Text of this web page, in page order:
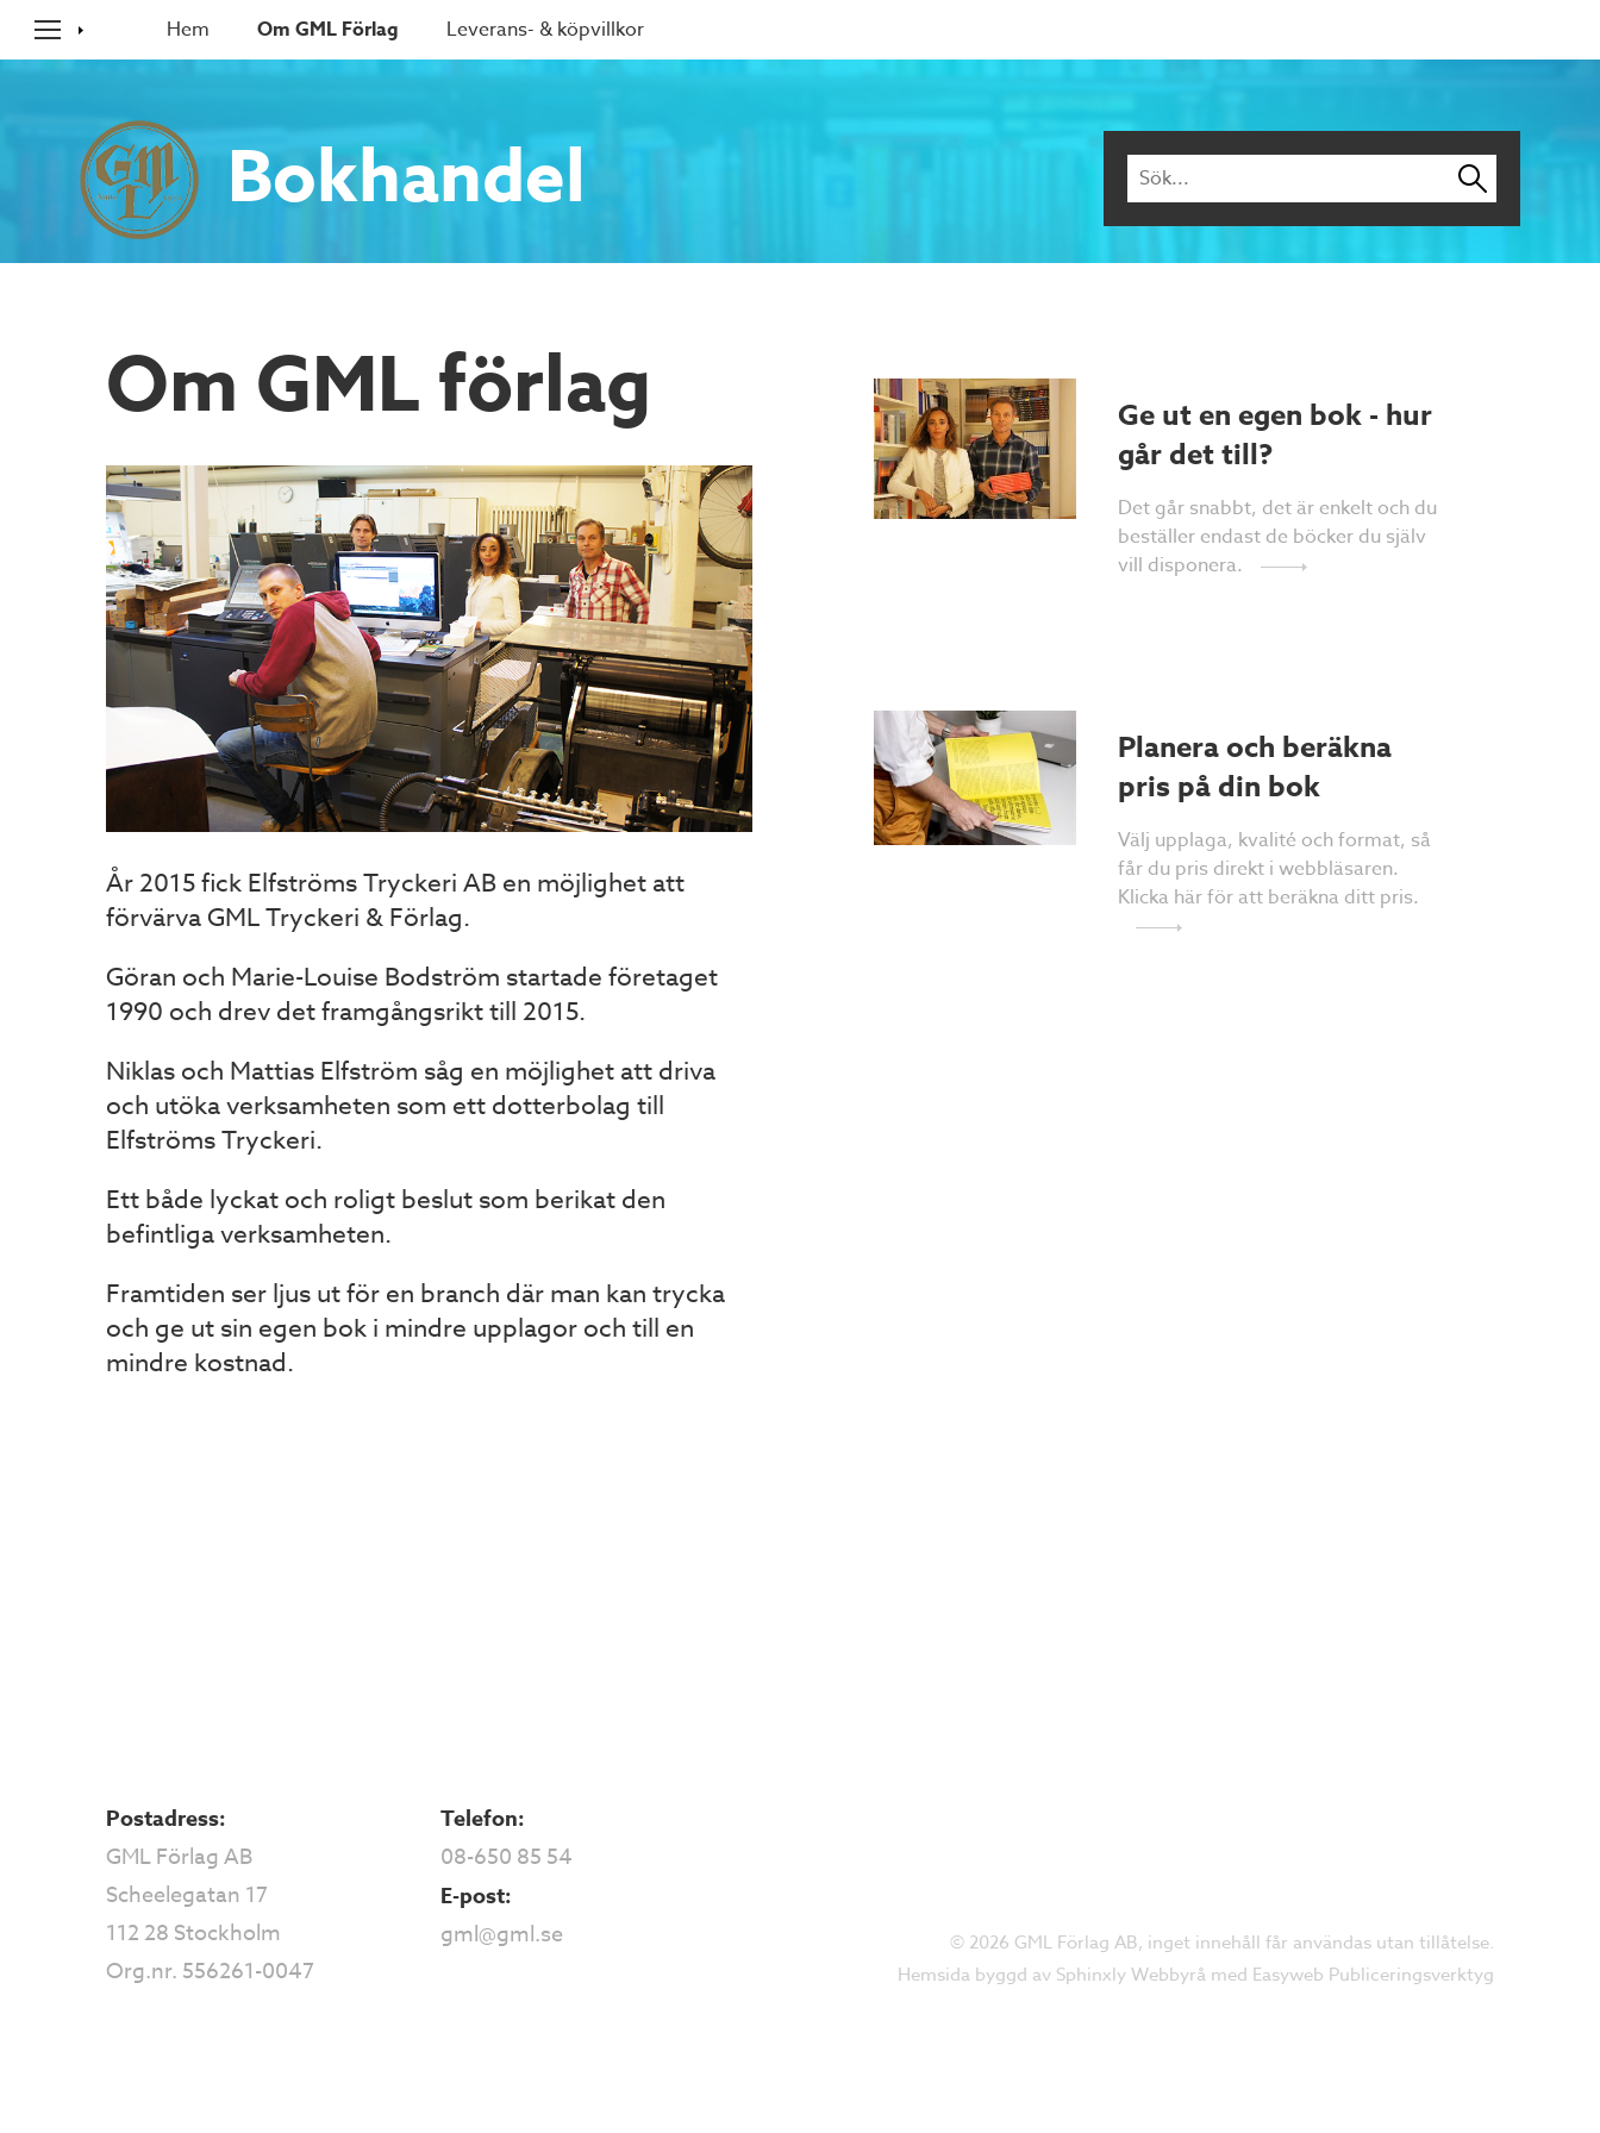
Hem Om GML Förlag Leverans- & köpvillkor
Bokhandel
Om GML förlag
År 2015 fick Elfströms Tryckeri AB en möjlighet att
förvärva GML Tryckeri & Förlag.
Göran och Marie-Louise Bodström startade företaget
1990 och drev det framgångsrikt till 2015.
Niklas och Mattias Elfström såg en möjlighet att driva
och utöka verksamheten som ett dotterbolag till
Elfströms Tryckeri.
Ett både lyckat och roligt beslut som berikat den
befintliga verksamheten.
Framtiden ser ljus ut för en branch där man kan trycka
och ge ut sin egen bok i mindre upplagor och till en
mindre kostnad.
Ge ut en egen bok - hur
går det till?
Det går snabbt, det är enkelt och du
beställer endast de böcker du själv
vill disponera.
Planera och beräkna
pris på din bok
Välj upplaga, kvalité och format, så
får du pris direkt i webbläsaren.
Klicka här för att beräkna ditt pris.
Postadress:
GML Förlag AB
Scheelegatan 17
112 28 Stockholm
Org.nr. 556261-0047
Telefon:
08-650 85 54
E-post:
gml@gml.se
© 2026 GML Förlag AB, inget innehåll får användas utan tillåtelse.
Hemsida byggd av Sphinxly Webbyråmed Easyweb Publiceringsverktyg